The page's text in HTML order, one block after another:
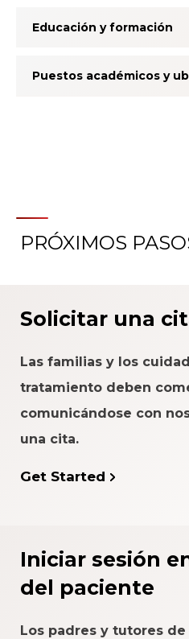
Educación y formación
Puestos académicos y
Acerca del
del Paciente
PRÓXIMOS
Solicitar una
Las familias y los
tratamiento deben
comunicándose con
una cita.
Get Started
Iniciar sesión
del paciente
Los padres y tutores